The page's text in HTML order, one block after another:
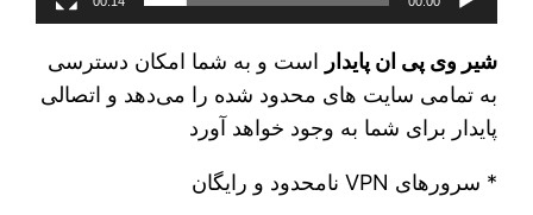
شیر وی پی ان پایدار است و به شما امکان دسترسی
به تمامی سایت های محدود شده را می‌دهد و اتصالی
پایدار برای شما به وجود خواهد آورد
* سرورهای VPN نامحدود و رایگان